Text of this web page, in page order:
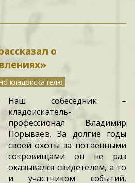
о
кладоискателю
Наш собеседник –
кладоискатель-
профессионал Владимир
Порываев. За долгие годы
своей охоты за потаенными
сокровищами он не раз
оказывался свидетелем, а то
и участником событий,